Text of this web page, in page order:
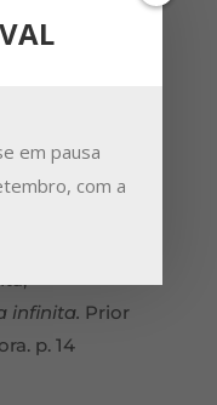
Três
infinita. Prior
p. 14
em pausa
com a